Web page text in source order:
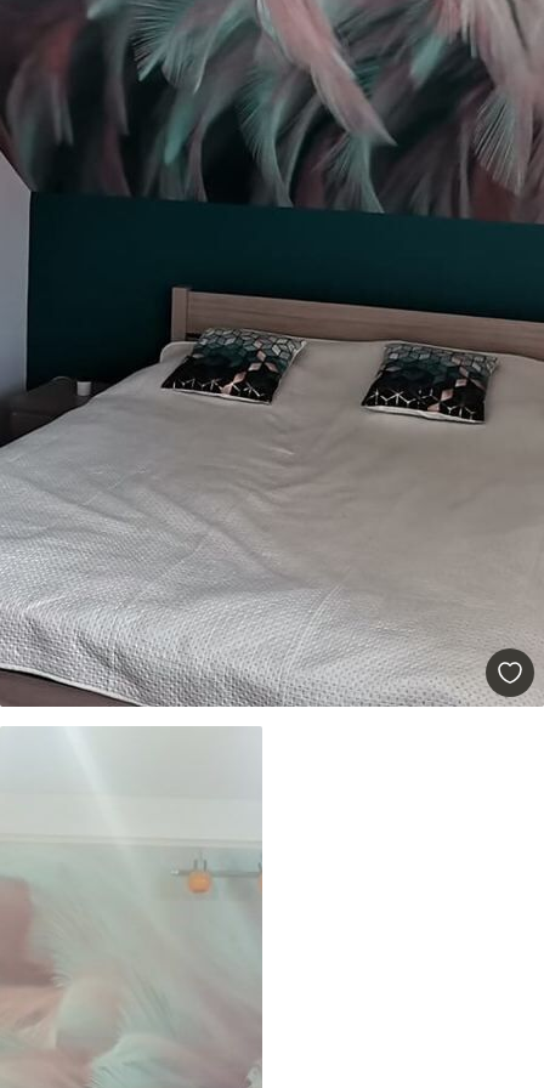
Premium-Vinyl
/m²
Peel and Stick